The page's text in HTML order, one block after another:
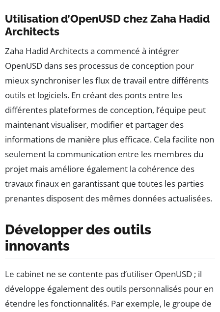
Utilisation d’OpenUSD chez Zaha Hadid
Architects
Zaha Hadid Architects a commencé à intégrer
OpenUSD dans ses processus de conception pour
mieux synchroniser les flux de travail entre différents
outils et logiciels. En créant des ponts entre les
différentes plateformes de conception, l’équipe peut
maintenant visualiser, modifier et partager des
informations de manière plus efficace. Cela facilite non
seulement la communication entre les membres du
projet mais améliore également la cohérence des
travaux finaux en garantissant que toutes les parties
prenantes disposent des mêmes données actualisées.
Développer des outils
innovants
Le cabinet ne se contente pas d’utiliser OpenUSD ; il
développe également des outils personnalisés pour en
étendre les fonctionnalités. Par exemple, le groupe de